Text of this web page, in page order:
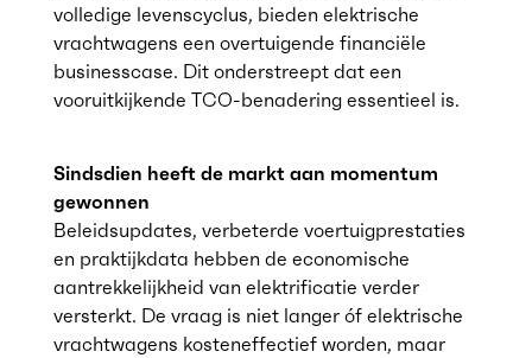
volledige levenscyclus, bieden elektrische
vrachtwagens een overtuigende financiële
businesscase. Dit onderstreept dat een
vooruitkijkende TCO-benadering essentieel is.
Sindsdien heeft de markt aan momentum
gewonnen
Beleidsupdates, verbeterde voertuigprestaties
en praktijkdata hebben de economische
aantrekkelijkheid van elektrificatie verder
versterkt. De vraag is niet langer óf elektrische
vrachtwagens kosteneffectief worden, maar